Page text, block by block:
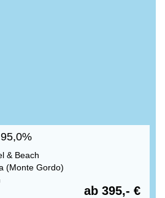
& Beach
(Monte Gordo)
ab 395,- €